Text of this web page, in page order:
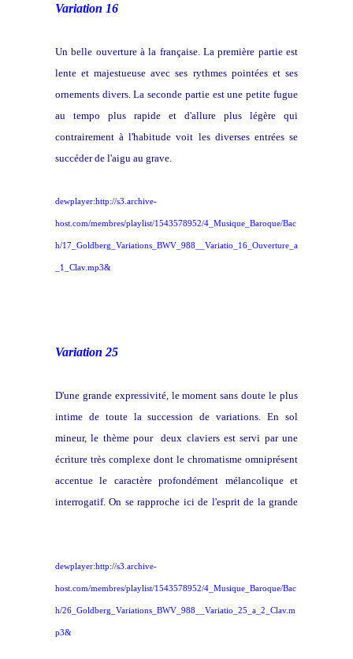
Variation 16
Un belle ouverture à la française. La première partie est
lente et majestueuse avec ses rythmes pointées et ses
ornements divers. La seconde partie est une petite fugue
au tempo plus rapide et d'allure plus légère qui
contrairement à l'habitude voit les diverses entrées se
succéder de l'aigu au grave.
dewplayer:http://s3.archive-
host.com/membres/playlist/1543578952/4_Musique_Baroque/Bac
h/17_Goldberg_Variations_BWV_988__Variatio_16_Ouverture_a
_1_Clav.mp3&
Variation 25
D'une grande expressivité, le moment sans doute le plus
intime de toute la succession de variations. En sol
mineur, le thème pour deux claviers est servi par une
écriture très complexe dont le chromatisme omniprésent
accentue le caractère profondément mélancolique et
interrogatif. On se rapproche ici de l'esprit de la grande
dewplayer:http://s3.archive-
host.com/membres/playlist/1543578952/4_Musique_Baroque/Bac
h/26_Goldberg_Variations_BWV_988__Variatio_25_a_2_Clav.m
p3&